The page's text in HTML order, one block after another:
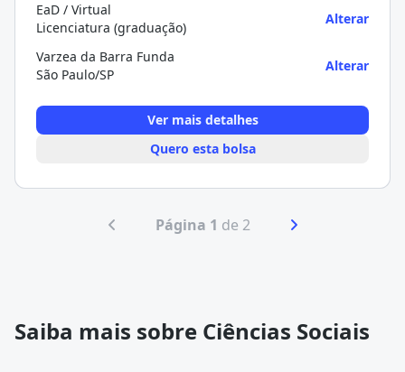
EaD / Virtual
Licenciatura (graduação)
Alterar
Varzea da Barra Funda
São Paulo/SP
Alterar
Ver mais detalhes
Quero esta bolsa
Página 1 de 2
Saiba mais sobre Ciências Sociais